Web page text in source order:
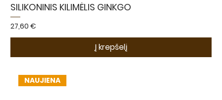
SILIKONINIS KILIMĖLIS GINKGO
Kaina
27,60 €
Į krepšelį
NAUJIENA